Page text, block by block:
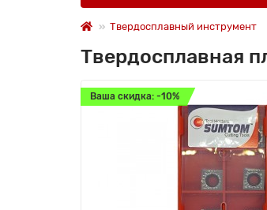
Твердосплавный инструмент
Твердосплавная
Ваша скидка: -10%